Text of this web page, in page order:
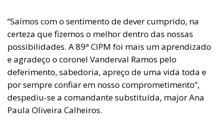
“Saímos com o sentimento de dever cumprido, na
certeza que fizemos o melhor dentro das nossas
possibilidades. A 89ª CIPM foi mais um aprendizado
e agradeço o coronel Vanderval Ramos pelo
deferimento, sabedoria, apreço de uma vida toda e
por sempre confiar em nosso comprometimento”,
despediu-se a comandante substituída, major Ana
Paula Oliveira Calheiros.